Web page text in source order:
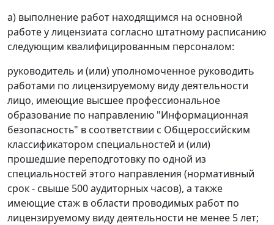
а) выполнение работ находящимся на основной
работе у лицензиата согласно штатному расписанию
следующим квалифицированным персоналом:
руководитель и (или) уполномоченное руководить
работами по лицензируемому виду деятельности
лицо, имеющие высшее профессиональное
образование по направлению "Информационная
безопасность" в соответствии с Общероссийским
классификатором специальностей и (или)
прошедшие переподготовку по одной из
специальностей этого направления (нормативный
срок - свыше 500 аудиторных часов), а также
имеющие стаж в области проводимых работ по
лицензируемому виду деятельности не менее 5 лет;